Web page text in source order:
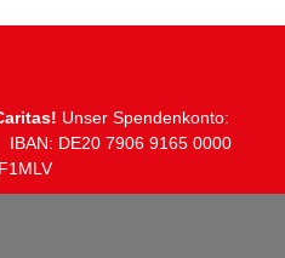
Unser Spendenkonto:
DE20 ​7906 ​9165 ​0000